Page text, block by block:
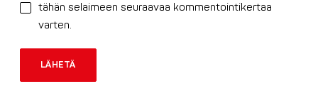
tähän selaimeen seuraavaa kommentointikertaa
varten.